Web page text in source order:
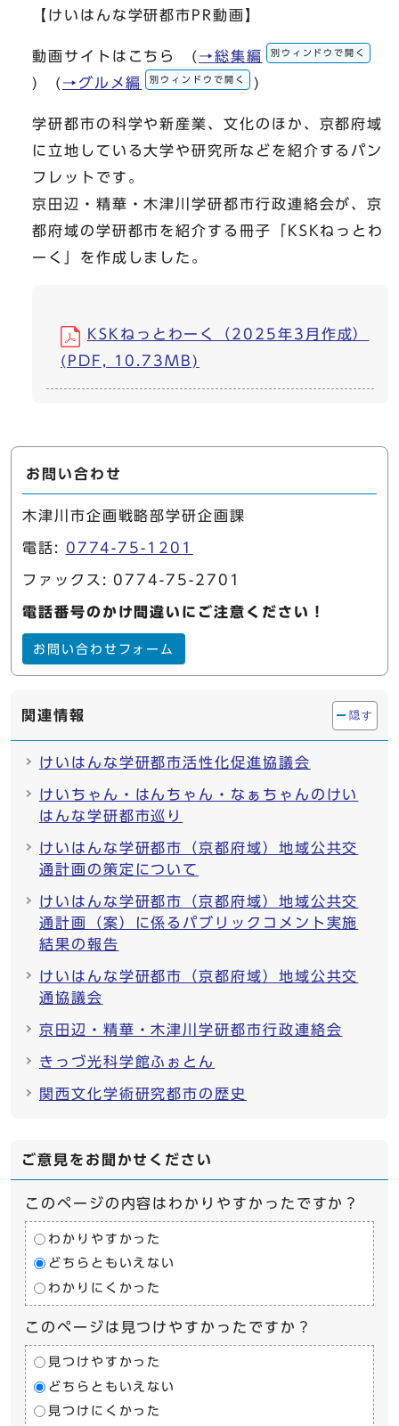
【けいはんな学研都市PR動画】
動画サイトはこちら ( →総集編 別ウィンドウで開く
) ( →グルメ編 別ウィンドウで開く )
学研都市の科学や新産業、文化のほか、京都府域
に立地している大学や研究所などを紹介するパン
フレットです。
京田辺・精華・木津川学研都市行政連絡会が、京
都府域の学研都市を紹介する冊子「KSKねっとわ
ーく」を作成しました。
KSKねっとわーく（2025年3月作成）
(PDF, 10.73MB)
お問い合わせ
木津川市企画戦略部学研企画課
電話: 0774-75-1201
ファックス: 0774-75-2701
電話番号のかけ間違いにご注意ください！
お問い合わせフォーム
関連情報 隠す
けいはんな学研都市活性化促進協議会
けいちゃん・はんちゃん・なぁちゃんのけい
はんな学研都市巡り
けいはんな学研都市（京都府域）地域公共交
通計画の策定について
けいはんな学研都市（京都府域）地域公共交
通計画（案）に係るパブリックコメント実施
結果の報告
けいはんな学研都市（京都府域）地域公共交
通協議会
京田辺・精華・木津川学研都市行政連絡会
きっづ光科学館ふぉとん
関西文化学術研究都市の歴史
ご意見をお聞かせください
このページの内容はわかりやすかったですか？
わかりやすかった
どちらともいえない
わかりにくかった
このページは見つけやすかったですか？
見つけやすかった
どちらともいえない
見つけにくかった